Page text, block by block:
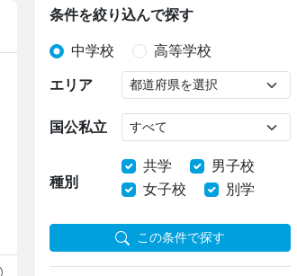
条件を絞り込んで探す
中学校 高等学校
エリア
国公私立
種別
共学
男子校
女子校
別学
この条件で探す